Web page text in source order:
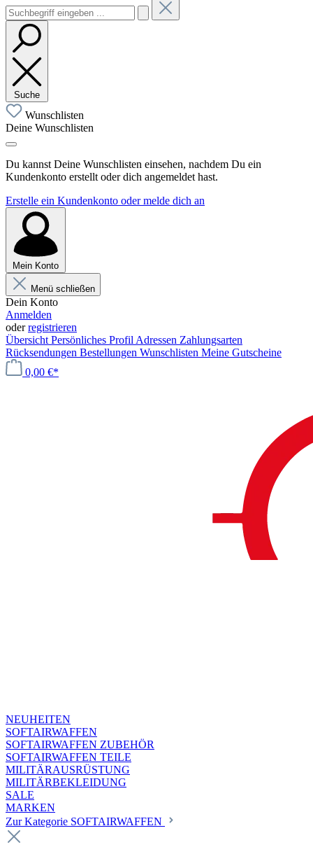
Suche
Wunschlisten
Deine Wunschlisten
Du kannst Deine Wunschlisten einsehen, nachdem Du ein
Kundenkonto erstellt oder dich angemeldet hast.
Erstelle ein Kundenkonto oder melde dich an
Mein Konto
Menü schließen
Dein Konto
Anmelden
oderregistrieren
Übersicht Persönliches Profil Adressen Zahlungsarten
Rücksendungen Bestellungen Wunschlisten Meine Gutscheine
0,00 €*
NEUHEITEN
SOFTAIRWAFFEN
SOFTAIRWAFFEN ZUBEHÖR
SOFTAIRWAFFEN TEILE
MILITÄRAUSRÜSTUNG
MILITÄRBEKLEIDUNG
SALE
MARKEN
Zur Kategorie SOFTAIRWAFFEN